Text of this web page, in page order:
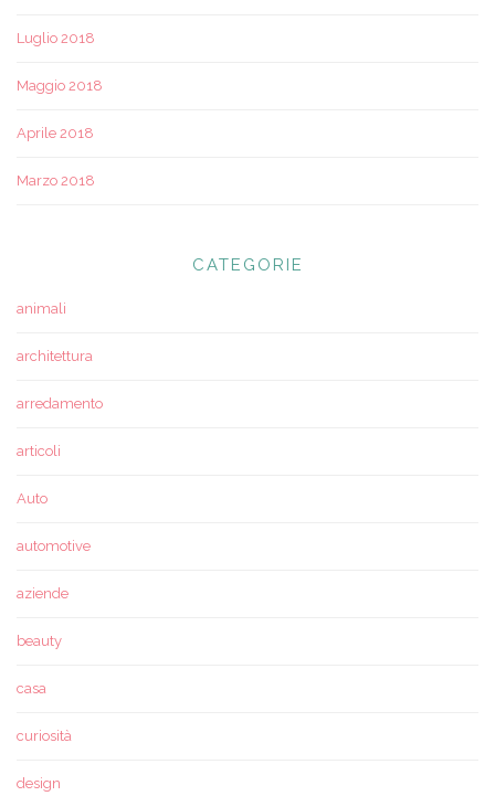
Luglio 2018
Maggio 2018
Aprile 2018
Marzo 2018
CATEGORIE
animali
architettura
arredamento
articoli
Auto
automotive
aziende
beauty
casa
curiosità
design